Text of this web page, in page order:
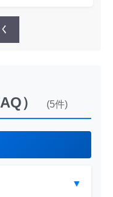
） (5件)
▼